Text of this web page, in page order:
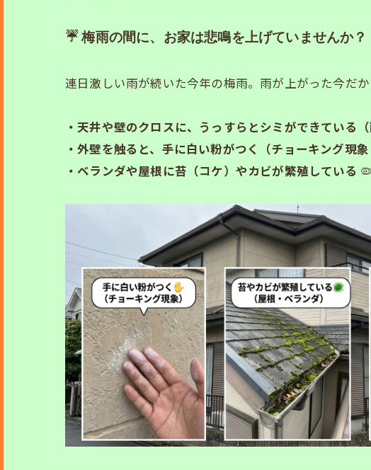
☔ 梅雨の間に、お家は悲鳴を上げていませんか？
連日激しい雨が続いた今年の梅雨。雨が上がった今だ
・天井や壁のクロスに、うっすらとシミができている（
・外壁を触ると、手に白い粉がつく（チョーキング現象
・ベランダや屋根に苔（コケ）やカビが繁殖している 🦠